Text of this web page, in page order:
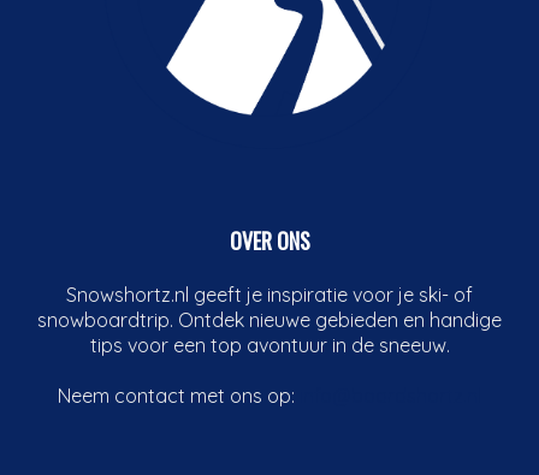
OVER ONS
Snowshortz.nl geeft je inspiratie voor je ski- of
snowboardtrip. Ontdek nieuwe gebieden en handige
tips voor een top avontuur in de sneeuw.
Neem contact met ons op: